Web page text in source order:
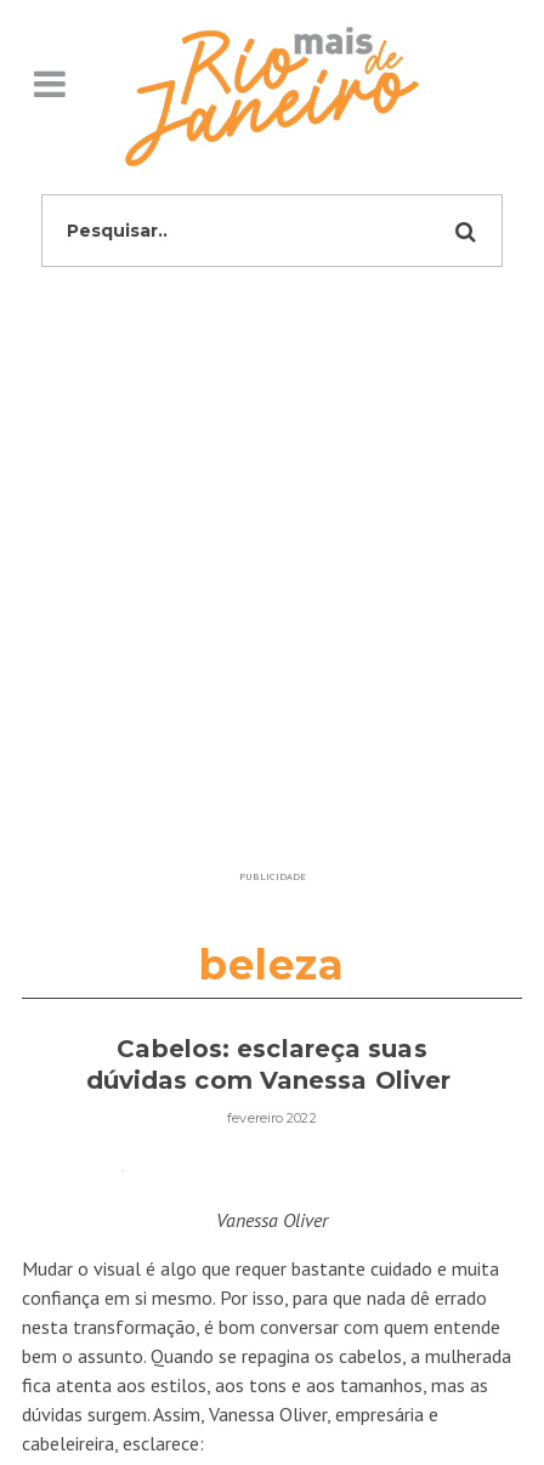
PUBLICIDADE
beleza
Cabelos: esclareça suas
dúvidas com Vanessa Oliver
fevereiro 2022
Vanessa Oliver
Mudar o visual é algo que requer bastante cuidado e muita
confiança em si mesmo. Por isso, para que nada dê errado
nesta transformação, é bom conversar com quem entende
bem o assunto. Quando se repagina os cabelos, a mulherada
fica atenta aos estilos, aos tons e aos tamanhos, mas as
dúvidas surgem. Assim, Vanessa Oliver, empresária e
cabeleireira, esclarece: